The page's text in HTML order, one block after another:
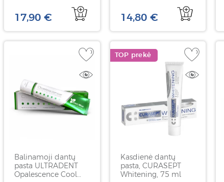
17,90 € 14,80 €
Balinamoji dantų
pasta ULTRADENT
Opalescence Cool
TOP prekė
Kasdienė dantų
pasta, CURASEPT
Whitening, 75 ml